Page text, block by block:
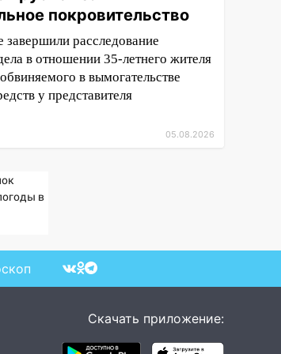
покровительство
завершили расследование
в отношении 35-летнего жителя
в вымогательстве
у представителя
05.08.2026
в
Скачать приложение: